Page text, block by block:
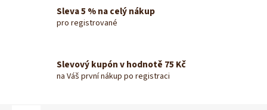
Sleva 5 % na celý nákup
pro registrované
Slevový kupón v hodnotě 75 Kč
na Váš první nákup po registraci